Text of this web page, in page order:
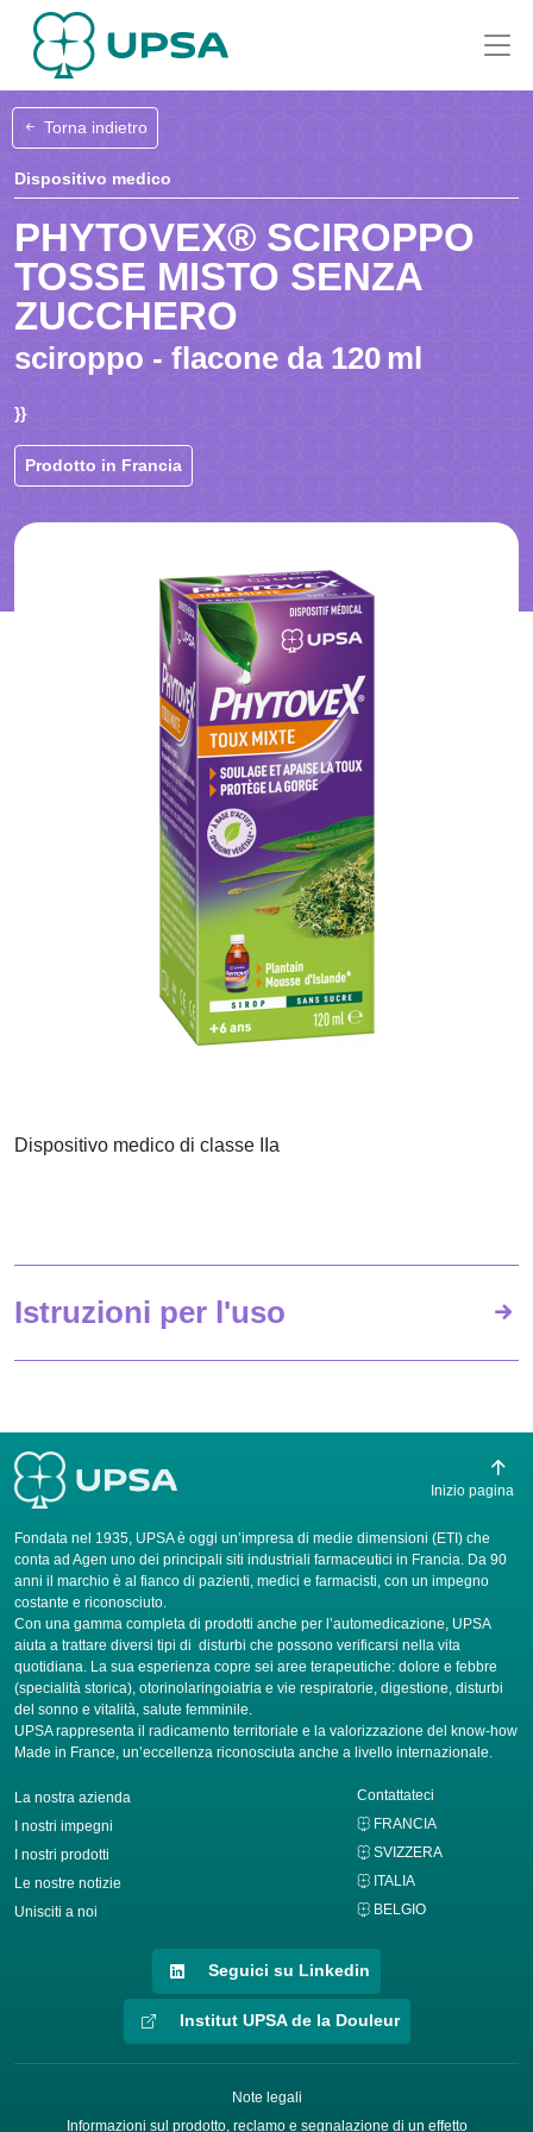
Torna indietro
Dispositivo medico
PHYTOVEX® SCIROPPO
TOSSE MISTO SENZA
ZUCCHERO
sciroppo - flacone da 120 ml
}}
Prodotto in Francia
Dispositivo medico di classe IIa
Istruzioni per l'uso
Fondata nel 1935, UPSA è oggi un’impresa di medie dimensioni (ETI) che
conta ad Agen uno dei principali siti industriali farmaceutici in Francia. Da 90
anni il marchio è al fianco di pazienti, medici e farmacisti, con un impegno
costante e riconosciuto.
Con una gamma completa di prodotti anche per l’automedicazione, UPSA
aiuta a trattare diversi tipi di disturbi che possono verificarsi nella vita
quotidiana. La sua esperienza copre sei aree terapeutiche: dolore e febbre
(specialità storica), otorinolaringoiatria e vie respiratorie, digestione, disturbi
del sonno e vitalità, salute femminile.
UPSA rappresenta il radicamento territoriale e la valorizzazione del know-how
Made in France, un’eccellenza riconosciuta anche a livello internazionale.
La nostra azienda
I nostri impegni
I nostri prodotti
Le nostre notizie
Unisciti a noi
Contattateci
FRANCIA
SVIZZERA
ITALIA
BELGIO
Inizio pagina
Seguici su Linkedin
Institut UPSA de la Douleur
Note legali
Informazioni sul prodotto, reclamo e segnalazione di un effetto